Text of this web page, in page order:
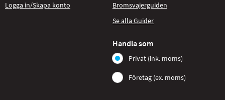
Logga in/Skapa konto
Bromsvajerguiden
Se alla Guider
Handla som
Privat (ink. moms)
Företag (ex. moms)